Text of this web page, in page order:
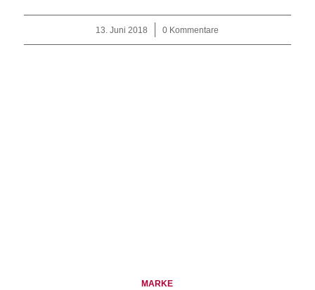
13. Juni 2018
/ 0 Kommentare
MARKE